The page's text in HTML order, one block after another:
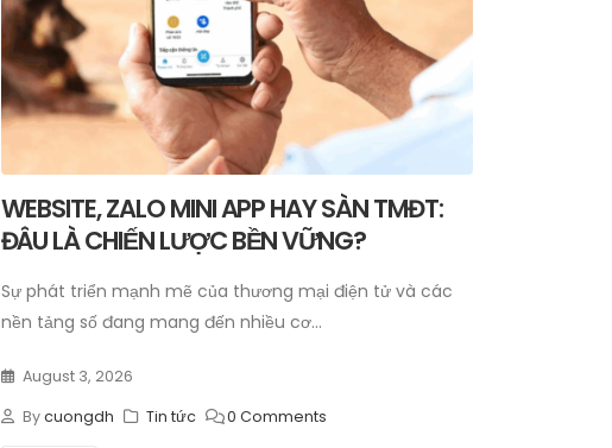
WEBSITE, ZALO MINI APP HAY SÀN TMĐT:
ĐÂU LÀ CHIẾN LƯỢC BỀN VỮNG?
Sự phát triển mạnh mẽ của thương mại điện tử và các
nền tảng số đang mang đến nhiều cơ...
August 3, 2026
Bycuongdh Tin tức 0 Comments